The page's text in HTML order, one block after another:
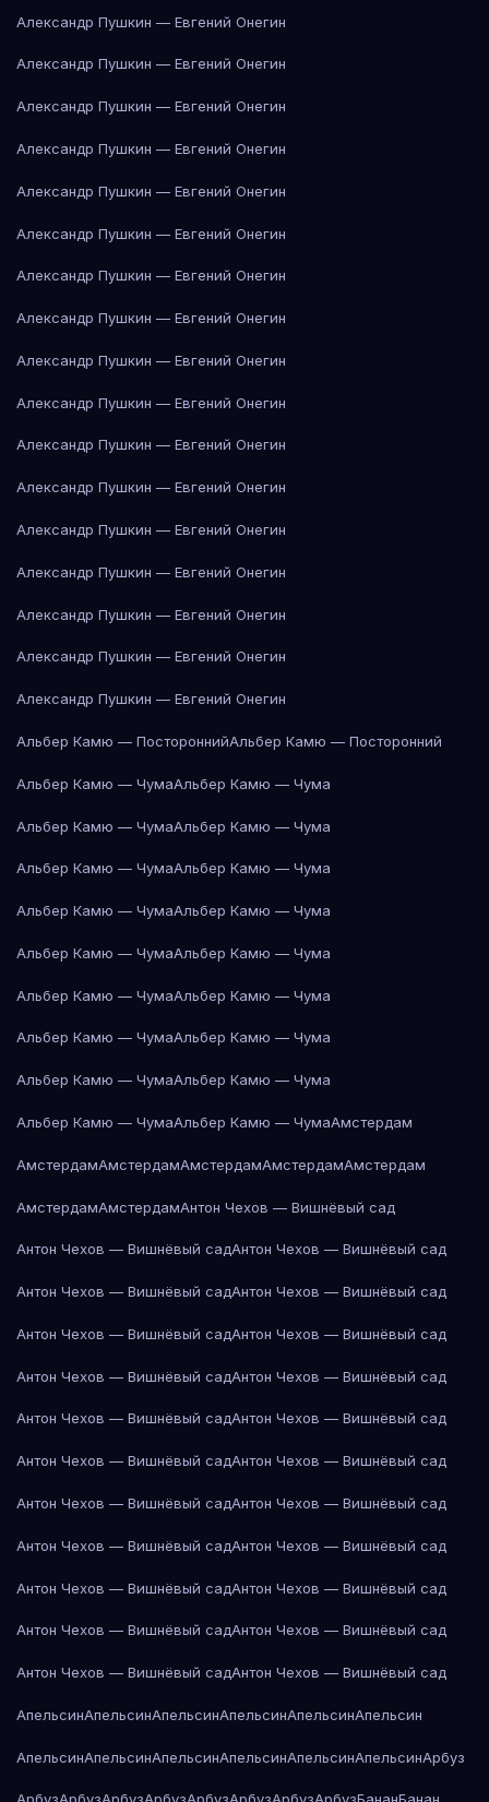
Александр Пушкин — Евгений Онегин
Александр Пушкин — Евгений Онегин
Александр Пушкин — Евгений Онегин
Александр Пушкин — Евгений Онегин
Александр Пушкин — Евгений Онегин
Александр Пушкин — Евгений Онегин
Александр Пушкин — Евгений Онегин
Александр Пушкин — Евгений Онегин
Александр Пушкин — Евгений Онегин
Александр Пушкин — Евгений Онегин
Александр Пушкин — Евгений Онегин
Александр Пушкин — Евгений Онегин
Александр Пушкин — Евгений Онегин
Александр Пушкин — Евгений Онегин
Александр Пушкин — Евгений Онегин
Александр Пушкин — Евгений Онегин
Александр Пушкин — Евгений Онегин
Альбер Камю — ПостороннийАльбер Камю — Посторонний
Альбер Камю — ЧумаАльбер Камю — Чума
Альбер Камю — ЧумаАльбер Камю — Чума
Альбер Камю — ЧумаАльбер Камю — Чума
Альбер Камю — ЧумаАльбер Камю — Чума
Альбер Камю — ЧумаАльбер Камю — Чума
Альбер Камю — ЧумаАльбер Камю — Чума
Альбер Камю — ЧумаАльбер Камю — Чума
Альбер Камю — ЧумаАльбер Камю — Чума
Альбер Камю — ЧумаАльбер Камю — ЧумаАмстердам
АмстердамАмстердамАмстердамАмстердамАмстердам
АмстердамАмстердамАнтон Чехов — Вишнёвый сад
Антон Чехов — Вишнёвый садАнтон Чехов — Вишнёвый сад
Антон Чехов — Вишнёвый садАнтон Чехов — Вишнёвый сад
Антон Чехов — Вишнёвый садАнтон Чехов — Вишнёвый сад
Антон Чехов — Вишнёвый садАнтон Чехов — Вишнёвый сад
Антон Чехов — Вишнёвый садАнтон Чехов — Вишнёвый сад
Антон Чехов — Вишнёвый садАнтон Чехов — Вишнёвый сад
Антон Чехов — Вишнёвый садАнтон Чехов — Вишнёвый сад
Антон Чехов — Вишнёвый садАнтон Чехов — Вишнёвый сад
Антон Чехов — Вишнёвый садАнтон Чехов — Вишнёвый сад
Антон Чехов — Вишнёвый садАнтон Чехов — Вишнёвый сад
Антон Чехов — Вишнёвый садАнтон Чехов — Вишнёвый сад
АпельсинАпельсинАпельсинАпельсинАпельсинАпельсин
АпельсинАпельсинАпельсинАпельсинАпельсинАпельсинАрбуз